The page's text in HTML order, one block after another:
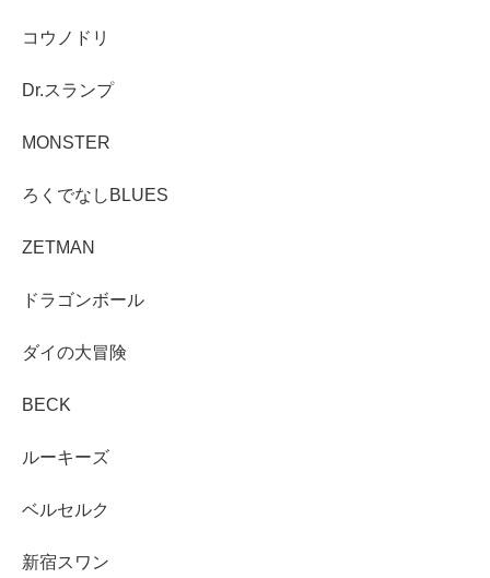
コウノドリ
Dr.スランプ
MONSTER
ろくでなしBLUES
ZETMAN
ドラゴンボール
ダイの大冒険
BECK
ルーキーズ
ベルセルク
新宿スワン